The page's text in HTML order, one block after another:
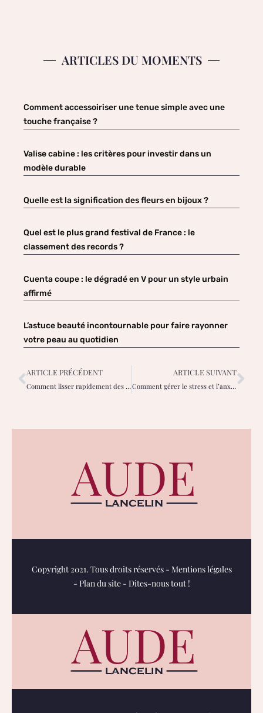
ARTICLES DU MOMENTS
Comment accessoiriser une tenue simple avec une
touche française ?
Valise cabine : les critères pour investir dans un
modèle durable
Quelle est la signification des fleurs en bijoux ?
Quel est le plus grand festival de France : le
classement des records ?
Cuenta coupe : le dégradé en V pour un style urbain
affirmé
L’astuce beauté incontournable pour faire rayonner
votre peau au quotidien
ARTICLE PRÉCÉDENT
Comment lisser rapidement des cheveux bouclés
ARTICLE SUIVANT
Comment gérer le stress et l’anxiété
Copyright 2021. Tous droits réservés - Mentions légales
- Plan du site- Dites-nous tout !